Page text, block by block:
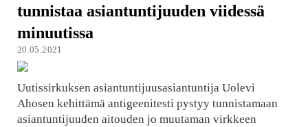
tunnistaa asiantuntijuuden viidessä
minuutissa
20.05.2021
Uutissirkuksen asiantuntijuusasiantuntija Uolevi
Ahosen kehittämä antigeenitesti pystyy tunnistamaan
asiantuntijuuden aitouden jo muutaman virkkeen